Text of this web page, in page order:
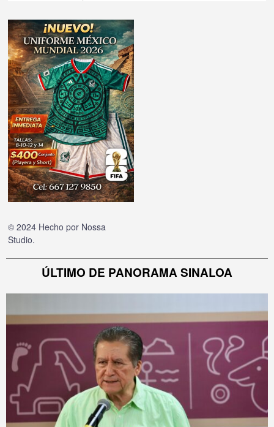
© 2024 Hecho por Nossa
Studio.
ÚLTIMO DE PANORAMA SINALOA